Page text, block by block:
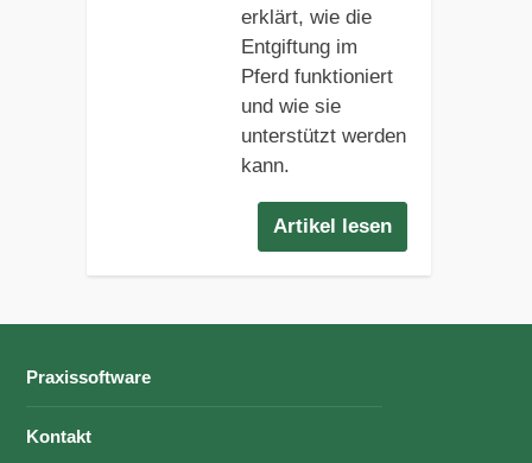
erklärt, wie die
Entgiftung im
Pferd funktioniert
und wie sie
unterstützt werden
kann.
Artikel lesen
Praxissoftware
Kontakt